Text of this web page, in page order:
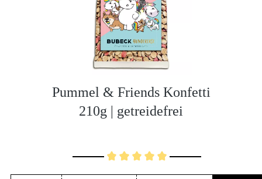
Pummel & Friends Konfetti
210g | getreidefrei
Durchschnittliche Bewertung von 5 von 5 Sternen